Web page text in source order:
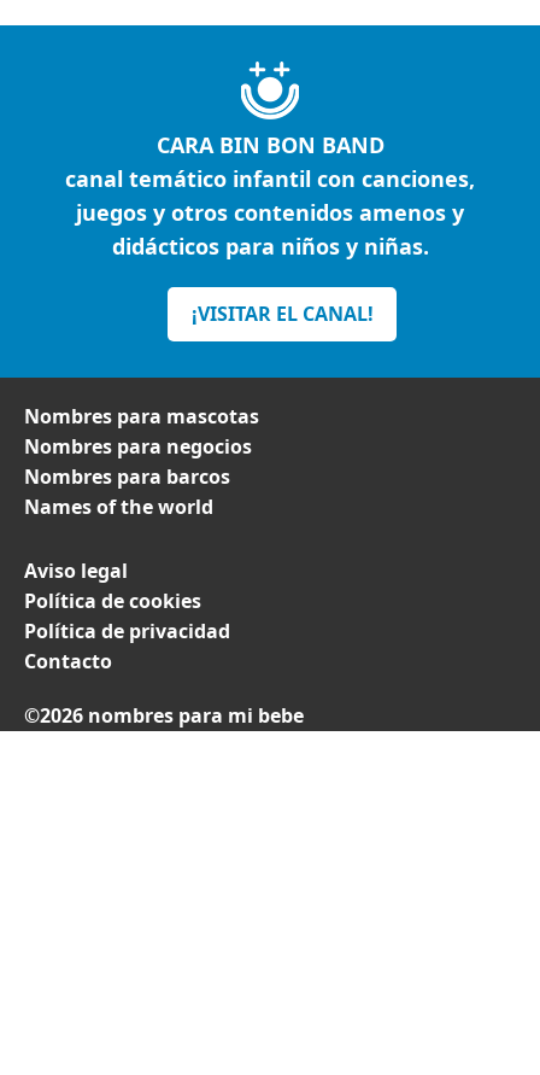
CARA BIN BON BAND
canal temático infantil con canciones,
juegos y otros contenidos amenos y
didácticos para niños y niñas.
¡VISITAR EL CANAL!
Nombres para mascotas
Nombres para negocios
Nombres para barcos
Names of the world
Aviso legal
Política de cookies
Política de privacidad
Contacto
©2026 nombres para mi bebe